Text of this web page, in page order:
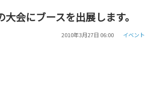
大会にブースを出展します。
2010年3月27日 06:00 イベント